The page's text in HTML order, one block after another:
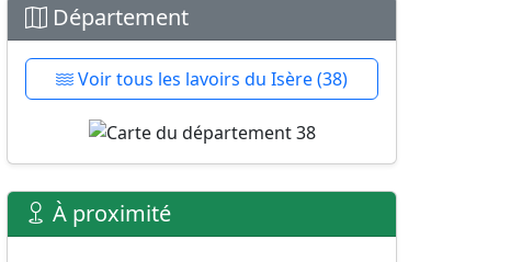
Département
Voir tous les lavoirs du Isère (38)
À proximité